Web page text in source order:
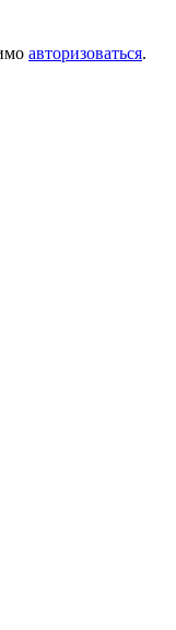
авторизоваться.